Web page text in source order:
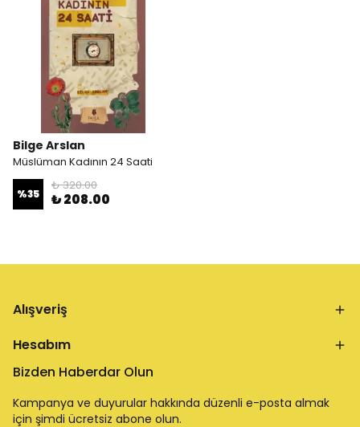
Bilge Arslan
Müslüman Kadının 24 Saati
%35
₺ 320.00
₺ 208.00
Alışveriş
Hesabım
Bizden Haberdar Olun
Kampanya ve duyurular hakkında düzenli e-posta almak
için şimdi ücretsiz abone olun.